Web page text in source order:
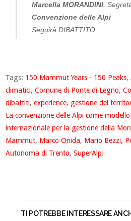
Marcella MORANDINI ,
Convenzione delle Alpi
Seguirà DIBATTITO.
Tags: 150 Mammut Years - 150 Peaks,
climatici,Comune di Ponte di Legno,
dibattiti,experience, gestione del
La convenzione delle Alpi come
internazionale per la gestione della
Mammut, Marco Onida, Mario Bezzi,
Autonoma di Trento,SuperAlp!
TI POTREBBE INTERESSARE